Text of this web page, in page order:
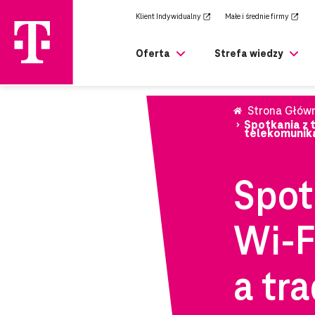
Klient Indywidualny Małe i średnie firmy
Oferta Strefa wiedzy
Strona
Spotkania z
Wi-
a